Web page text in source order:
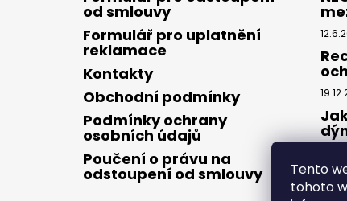
Tento
tohoto
od smlouvy
Formulář pro uplatnění
reklamace
Kontakty
Obchodní podmínky
Podmínky ochrany
osobních údajů
Poučení o právu na
odstoupení od smlouvy